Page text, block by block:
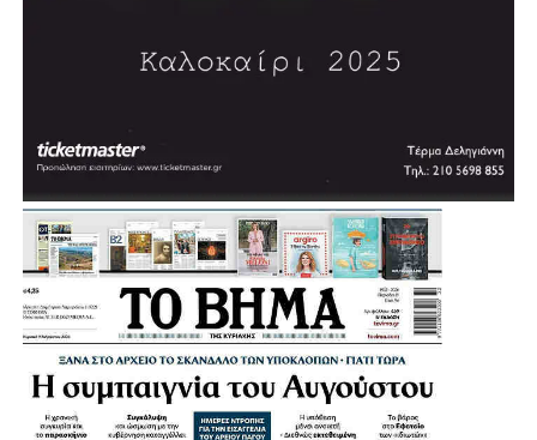
Σύμφωνα με τον σχεδιασμό, η διαδικασία δημοπράτησης
αναμένεται να ξεκινήσει μέσα στη χρονιά, με τον δήμαρχο
πόλη θα διαθέτει ένα σύγχρονο κλειστό κολυμβητήριο.
«Θέλουμε πολύ να το υποστηρίξουμε αυτό και να
δώσουμε μία διέξοδο», σημείωσε, εξηγώντας ότι σήμερα
πολλοί κάτοικοι και παιδιά της Αγίας Βαρβάρας
αναγκάζονται να χρησιμοποιούν κολυμβητήρια γειτονικών
Δήμων.
Μια παρέμβαση που έρχεται να ενισχύσει ακόμη
περισσότερο τις αθλητικές υποδομές της Αγίας Βαρβάρας
και να δώσει νέες δυνατότητες άθλησης στα παιδιά, στους
συλλόγους και συνολικά στους κατοίκους της πόλης.